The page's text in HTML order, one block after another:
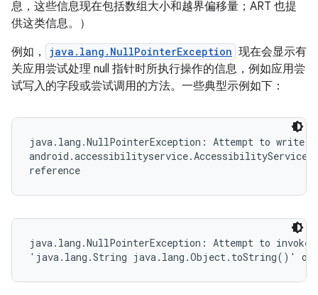
息，这些信息现在包括数组大小和越界偏移量；ART 也提
供这类信息。）
例如，
java.lang.NullPointerException 现在会显示有
关应用尝试处理 null 指针时所执行操作的信息，例如应用尝
试写入的字段或尝试调用的方法。一些典型示例如下：
java.lang.NullPointerException: Attempt to
reference
java.lang.NullPointerException: Attempt to invoke
'java.lang.String java.lang.Object.toString()' on